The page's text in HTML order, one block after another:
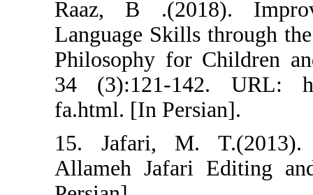
Raaz, B
Language
Philosophy for
34 (3):121-
fa.html. [In
15. Jafari,
Allameh